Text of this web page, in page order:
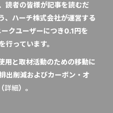
者の皆様が記事を読むだ
、ハーチ株式会社が運営する
ークユーザーにつき0.1円を
行っています。
用と取材活動のための移動に
出削減およびカーボン・オ
詳細）。